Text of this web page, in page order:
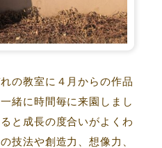
の教室に４月からの作品
緒に時間毎に来園しまし
と成長の度合いがよくわ
技法や創造力、想像力、